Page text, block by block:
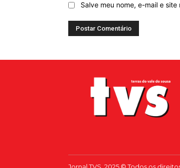
Salve meu nome, e-mail e
Jornal TVS, 2025 © Todos os